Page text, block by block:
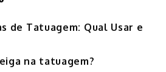
de Tatuagem: Qual Usar e
na tatuagem?